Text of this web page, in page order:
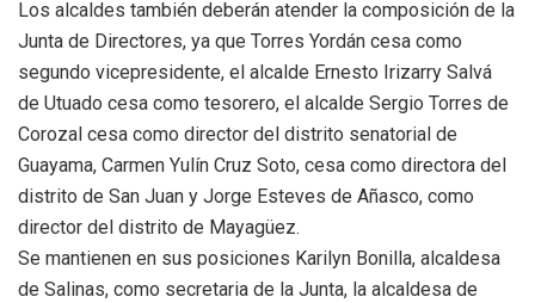
Los alcaldes también deberán atender la composición de la
Junta de Directores, ya que Torres Yordán cesa como
segundo vicepresidente, el alcalde Ernesto Irizarry Salvá
de Utuado cesa como tesorero, el alcalde Sergio Torres de
Corozal cesa como director del distrito senatorial de
Guayama, Carmen Yulín Cruz Soto, cesa como directora del
distrito de San Juan y Jorge Esteves de Añasco, como
director del distrito de Mayagüez.
Se mantienen en sus posiciones Karilyn Bonilla, alcaldesa
de Salinas, como secretaria de la Junta, la alcaldesa de